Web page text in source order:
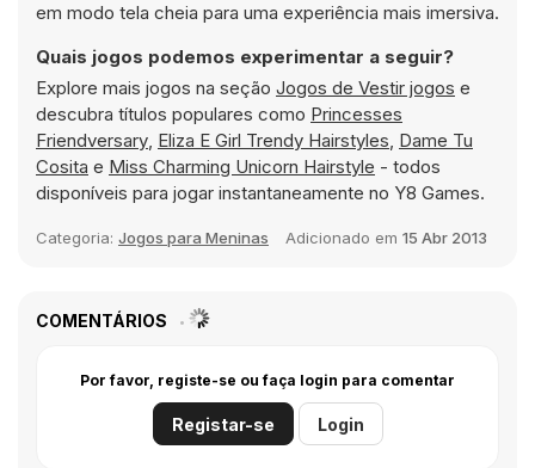
em modo tela cheia para uma experiência mais imersiva.
Quais jogos podemos experimentar a seguir?
Explore mais jogos na seção Jogos de Vestir jogos e
descubra títulos populares como Princesses
Friendversary, Eliza E Girl Trendy Hairstyles, Dame Tu
Cosita e Miss Charming Unicorn Hairstyle - todos
disponíveis para jogar instantaneamente no Y8 Games.
Categoria: Jogos para Meninas Adicionado em 15 Abr 2013
COMENTÁRIOS
Por favor, registe-se ou faça login para comentar
Registar-se Login